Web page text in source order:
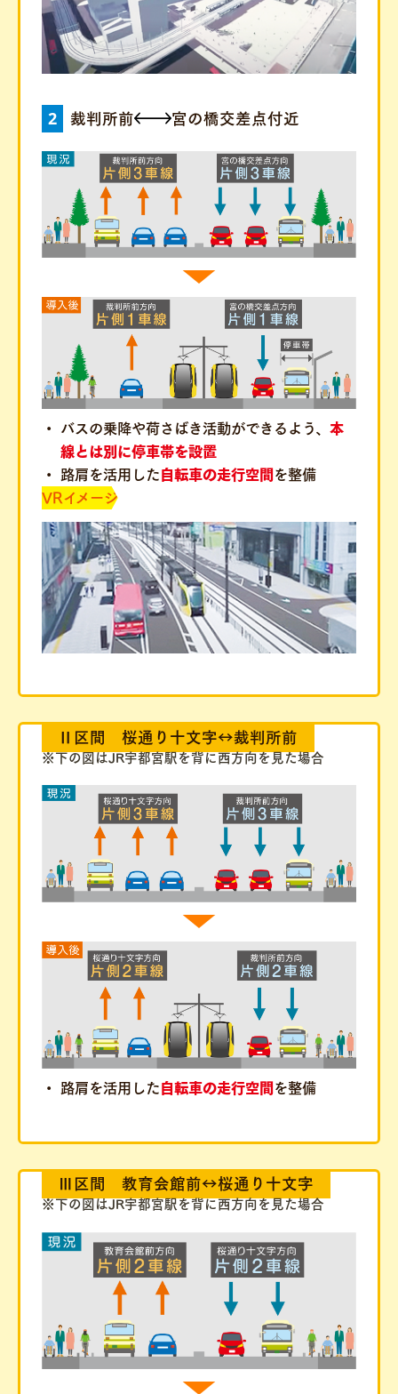
2 裁判所前 宮の橋交差点付近
バスの乗降や荷さばき活動ができるよう、 本
線とは別に停車帯を設置
路肩を活用した 自転車の走行空間 を整備
VRイメージ
Ⅱ区間 桜通り十文字↔︎裁判所前
※下の図はJR宇都宮駅を背に西方向を見た場合
路肩を活用した 自転車の走行空間 を整備
Ⅲ区間 教育会館前↔︎桜通り十文字
※下の図はJR宇都宮駅を背に西方向を見た場合